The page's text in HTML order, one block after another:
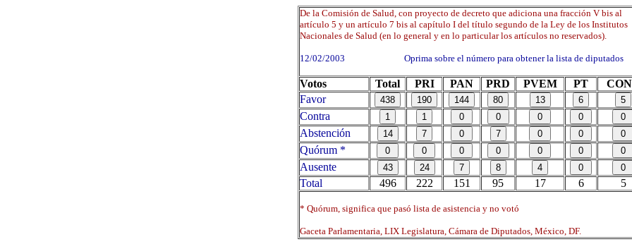
De la Comisión de Salud, con proyecto de decreto que adiciona una fracción V bis al
artículo 5 y un artículo 7 bis al capítulo I del título segundo de la Ley de los Institutos
Nacionales de Salud (en lo general y en lo particular los artículos no reservados).
12/02/2003 Oprima sobre el número para obtener la lista de diputados
Votos Total PRI PAN PRD PVEM PT
Favor
Contra
Abstención
Quórum *
Ausente
Total
496 222 151 95 17 6 5
* Quórum, significa que pasó lista de asistencia y no votó
Gaceta Parlamentaria, LIX Legislatura, Cámara de Diputados, México, DF.